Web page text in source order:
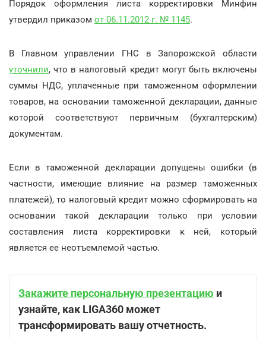
Порядок оформления листа корректировки Минфин
утвердил приказом от 06.11.2012 г. № 1145.
В Главном управлении ГНС в Запорожской области
уточнили, что в налоговый кредит могут быть включены
суммы НДС, уплаченные при таможенном оформлении
товаров, на основании таможенной декларации, данные
которой соответствуют первичным (бухгалтерским)
документам.
Если в таможенной декларации допущены ошибки (в
частности, имеющие влияние на размер таможенных
платежей), то налоговый кредит можно сформировать на
основании такой декларации только при условии
составления листа корректировки к ней, который
является ее неотъемлемой частью.
Закажите персональную презентацию и
узнайте, как LIGA360 может
трансформировать вашу отчетность.